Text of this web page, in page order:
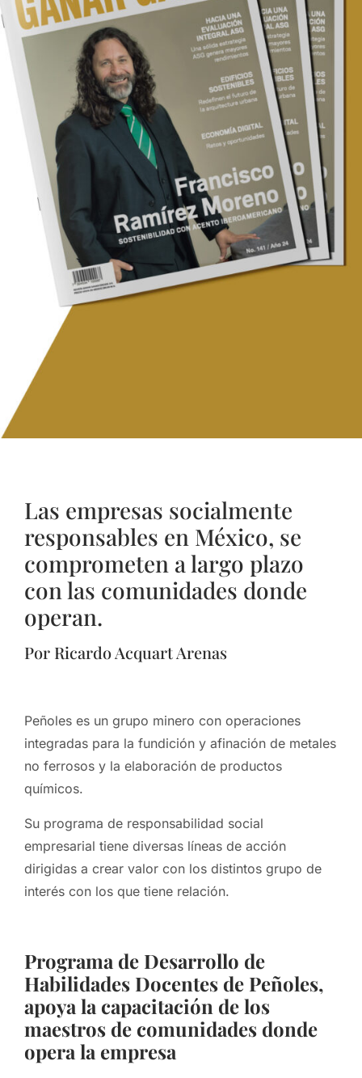
Las empresas socialmente
responsables en México, se
comprometen a largo plazo
con las comunidades donde
operan.
Por Ricardo Acquart Arenas
Peñoles es un grupo minero con operaciones
integradas para la fundición y afinación de metales
no ferrosos y la elaboración de productos
químicos.
Su programa de responsabilidad social
empresarial tiene diversas líneas de acción
dirigidas a crear valor con los distintos grupo de
interés con los que tiene relación.
Programa de Desarrollo de
Habilidades Docentes de Peñoles,
apoya la capacitación de los
maestros de comunidades donde
opera la empresa